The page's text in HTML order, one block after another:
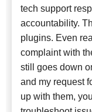
tech support
accountability.
plugins. Even
complaint with
still goes down
and my request
up with them,